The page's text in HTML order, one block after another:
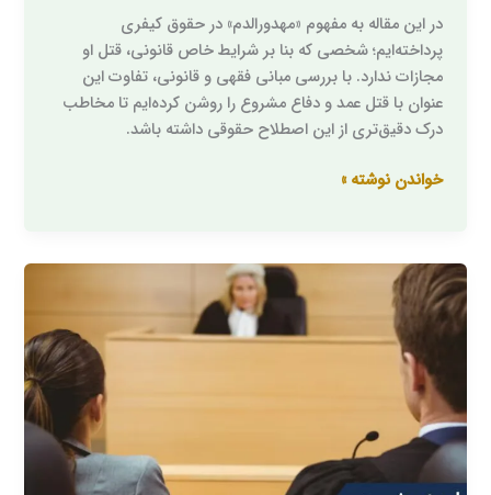
در این مقاله به مفهوم «مهدورالدم» در حقوق کیفری
پرداخته‌ایم؛ شخصی که بنا بر شرایط خاص قانونی، قتل او
مجازات ندارد. با بررسی مبانی فقهی و قانونی، تفاوت این
عنوان با قتل عمد و دفاع مشروع را روشن کرده‌ایم تا مخاطب
درک دقیق‌تری از این اصطلاح حقوقی داشته باشد.
خواندن نوشته »
مواجهه
حضوری
یعنی
چه؟/
راهنمای
صفر
تا
صد
جلسه